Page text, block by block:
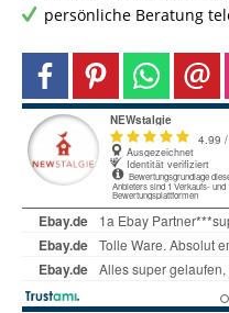
persönliche Beratung